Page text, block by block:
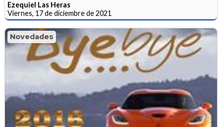
Ezequiel Las Heras
Viernes, 17 de diciembre de 2021
Novedades